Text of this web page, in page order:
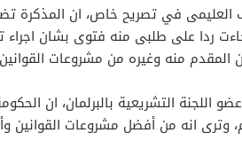
العليمى في تصريح خاص، ان المذكرة
ردا على طلبى منه فتوى بشان اجراء
المقدم منه وغيره من مشروعات
اللجنة التشريعية بالبرلمان، ان
وترى انه من أفضل مشروعات القوانين